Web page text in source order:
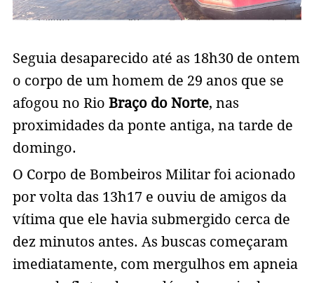
Seguia desaparecido até as 18h30 de ontem
o corpo de um homem de 29 anos que se
afogou no Rio Braço do Norte, nas
proximidades da ponte antiga, na tarde de
domingo.
O Corpo de Bombeiros Militar foi acionado
por volta das 13h17 e ouviu de amigos da
vítima que ele havia submergido cerca de
dez minutos antes. As buscas começaram
imediatamente, com mergulhos em apneia